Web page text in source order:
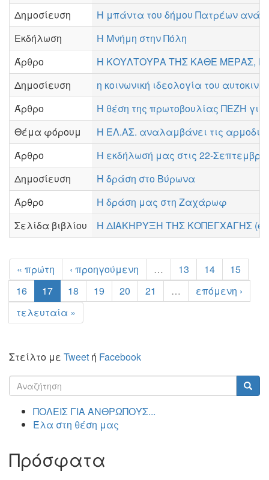
Δημοσίευση
Η μπάντα του δήμου Πατρέων
Εκδήλωση
Η Μνήμη στην Πόλη
Άρθρο
Η ΚΟΥΛΤΟΥΡΑ ΤΗΣ ΚΑΘΕ ΜΕΡΑΣ,
Δημοσίευση
η κοινωνική ιδεολογία του
Άρθρο
Η θέση της πρωτοβουλίας ΠΕΖΗ για
Θέμα φόρουμ
Η ΕΛ.ΑΣ. αναλαμβάνει τις
Άρθρο
Η εκδήλωσή μας στις 22-
Δημοσίευση
Η δράση στο Βύρωνα
Άρθρο
Η δράση μας στη Ζαχάρωφ
Σελίδα βιβλίου
Η ΔΙΑΚΗΡΥΞΗ ΤΗΣ ΚΟΠΕΓΧΑΓΗΣ
« πρώτη ‹ προηγούμενη … 13 14
15
16
17 18 19 20 21 …
επόμενη ›
τελευταία »
Στείλτο με Tweet ή Facebook
Φόρμα
αναζήτησης
ΠΟΛΕΙΣ ΓΙΑ ΑΝΘΡΩΠΟΥΣ...
Έλα στη θέση μας
Πρόσφατα